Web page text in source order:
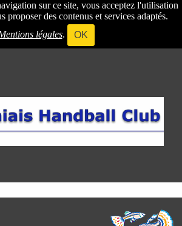
sur ce site, vous acceptez l'utilisation
proposer des contenus et services adaptés.
légales. OK